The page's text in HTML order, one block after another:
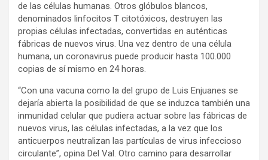
de las células humanas. Otros glóbulos blancos,
denominados linfocitos T citotóxicos, destruyen las
propias células infectadas, convertidas en auténticas
fábricas de nuevos virus. Una vez dentro de una célula
humana, un coronavirus puede producir hasta 100.000
copias de sí mismo en 24 horas.
“Con una vacuna como la del grupo de Luis Enjuanes se
dejaría abierta la posibilidad de que se induzca también una
inmunidad celular que pudiera actuar sobre las fábricas de
nuevos virus, las células infectadas, a la vez que los
anticuerpos neutralizan las partículas de virus infeccioso
circulante”, opina Del Val. Otro camino para desarrollar